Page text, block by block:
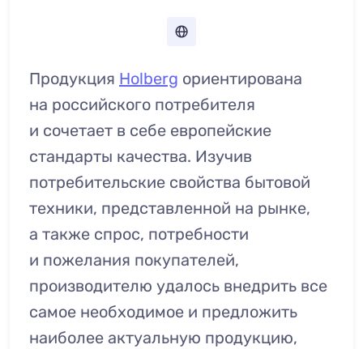
Продукция Holberg ориентирована
на российского потребителя
и сочетает в себе европейские
стандарты качества. Изучив
потребительские свойства бытовой
техники, представленной на рынке,
а также спрос, потребности
и пожелания покупателей,
производителю удалось внедрить все
самое необходимое и предложить
наиболее актуальную продукцию,